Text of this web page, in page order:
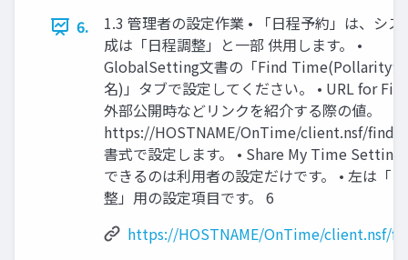
6.
1.3 管理者の設定作業 • 「日程予約」は、シス
成は「日程調整」と一部 供用します。 •
GlobalSetting文書の「Find Time(Pollarity
名)」タブで設定してください。 • URL for
外部公開時などリンクを紹介する際の値。
https://HOSTNAME/OnTime/client.nsf/
書式で設定します。 • Share My Time
できるのは利用者の設定だけです。 • 左は「
整」用の設定項目です。 6
https://HOSTNAME/OnTime/client.nsf/